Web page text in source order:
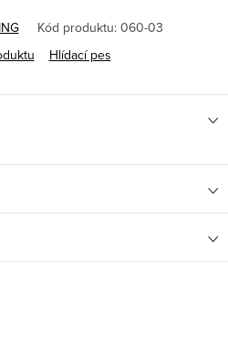
Kód produktu: 060-03
Hlídací pes